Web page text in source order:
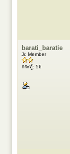
barati_baratie
Jr. Member
กระทู้: 56